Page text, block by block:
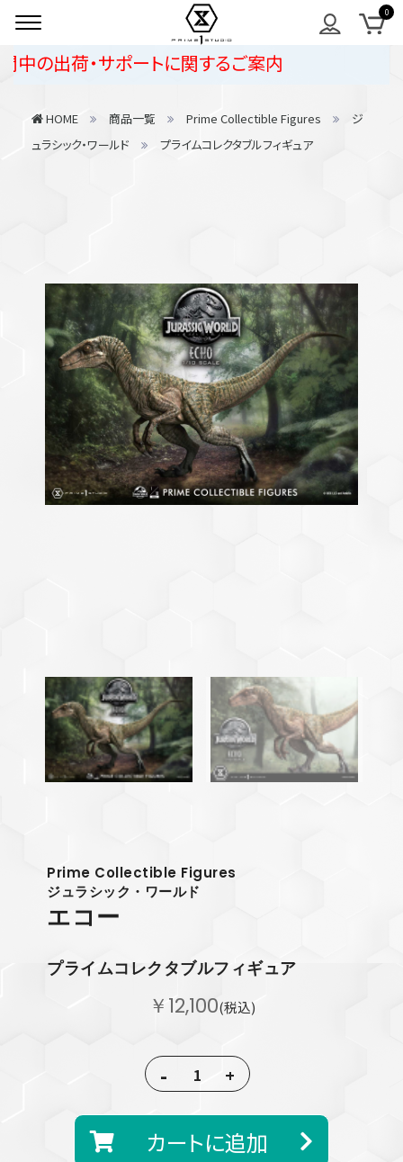
出荷・サポートに関するご案内
HOME 商品一覧 Prime Collectible Figures
ジ
ュラシック・ワールド
プライムコレクタブルフィギュア
Prime Collectible Figures
ジュラシック・ワールド
エコー
プライムコレクタブルフィギュア
￥12,100(税込)
- +
カートに追加